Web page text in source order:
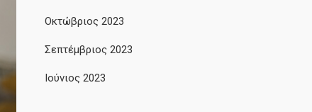
Οκτώβριος 2023
Σεπτέμβριος 2023
Ιούνιος 2023